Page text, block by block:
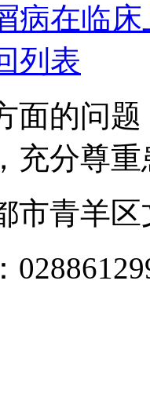
病在临
列表
面的问
充分尊
市青羊